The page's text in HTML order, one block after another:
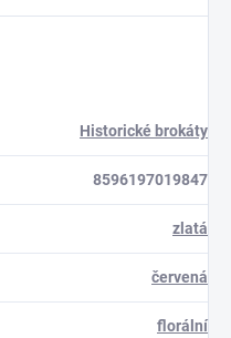
Historické brokáty
8596197019847
zlatá
červená
florální